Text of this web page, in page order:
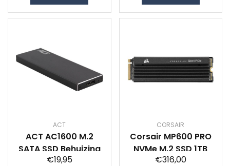
ACT
ACT AC1600 M.2
SATA SSD Behuizing
€19,95
CORSAIR
Corsair MP600 PRO
NVMe M.2 SSD 1TB
€316,00